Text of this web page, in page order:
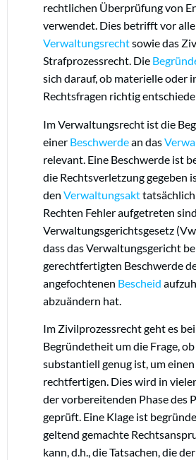
rechtlichen Überprüfung von
verwendet. Dies betrifft vor
Verwaltungsrechtsowie das
Strafprozessrecht. Die
sich darauf, ob materielle oder
Rechtsfragen richtig
Im Verwaltungsrecht ist die
einer Beschwerdean das
relevant. Eine Beschwerde ist
die Rechtsverletzung gegeben
den Verwaltungsakt
Rechten Fehler aufgetreten
Verwaltungsgerichtsgesetz
dass das Verwaltungsgericht
gerechtfertigten Beschwerde
angefochtenen Bescheid
abzuändern hat.
Im Zivilprozessrecht geht es
Begründetheit um die Frage,
substantiell genug ist, um einen
rechtfertigen. Dies wird in
der vorbereitenden Phase des
geprüft. Eine Klage ist
geltend gemachte
kann, d.h., die Tatsachen, die der